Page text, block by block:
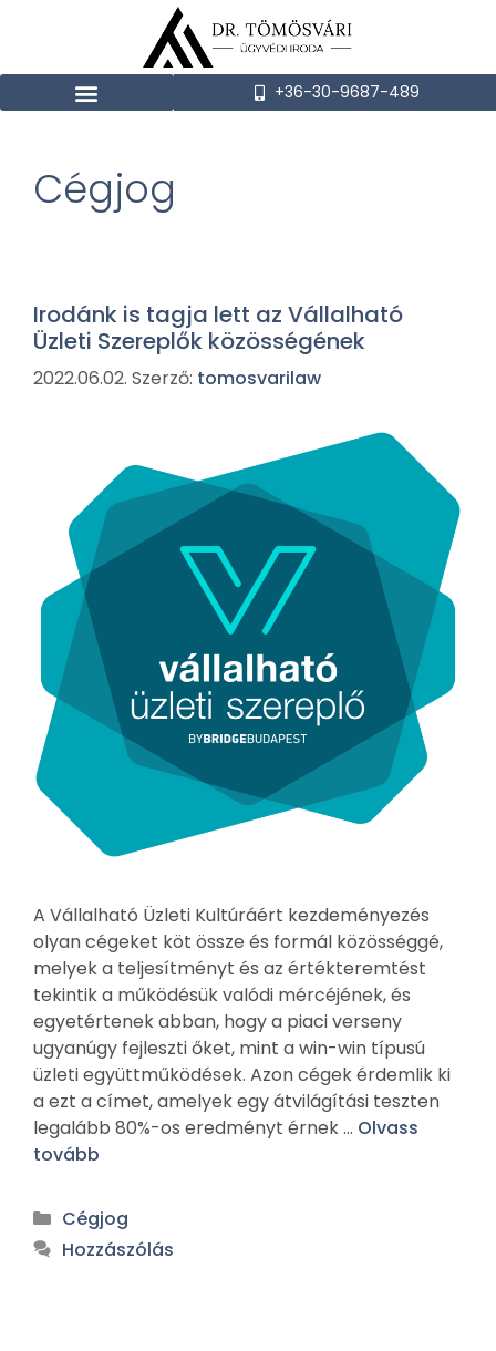
+36-30-9687-489
Cégjog
Irodánk is tagja lett az Vállalható
Üzleti Szereplők közösségének
2022.06.02. Szerző: tomosvarilaw
A Vállalható Üzleti Kultúráért kezdeményezés
olyan cégeket köt össze és formál közösséggé,
melyek a teljesítményt és az értékteremtést
tekintik a működésük valódi mércéjének, és
egyetértenek abban, hogy a piaci verseny
ugyanúgy fejleszti őket, mint a win-win típusú
üzleti együttműködések. Azon cégek érdemlik ki
a ezt a címet, amelyek egy átvilágítási teszten
legalább 80%-os eredményt érnek … Olvass
tovább
Cégjog
Hozzászólás